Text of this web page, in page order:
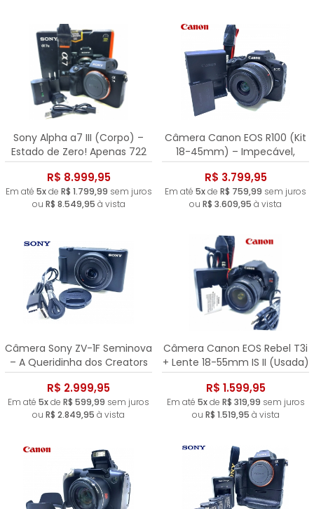
Sony Alpha a7 III (Corpo) –
Estado de Zero! Apenas 722
Clicks
R$ 8.999,95
Em até 5xde R$ 1.799,99 sem juros
ou R$ 8.549,95 à vista
Câmera Canon EOS R100 (Kit
18-45mm) – Impecável,
Apenas 5.000 Clicks
R$ 3.799,95
Em até 5xde R$ 759,99 sem juros
ou R$ 3.609,95 à vista
Câmera Sony ZV-1F Seminova
– A Queridinha dos Creators
R$ 2.999,95
Em até 5xde R$ 599,99 sem juros
ou R$ 2.849,95 à vista
Câmera Canon EOS Rebel T3i
+ Lente 18-55mm IS II (Usada)
17.345 Clicks
R$ 1.599,95
Em até 5xde R$ 319,99 sem juros
ou R$ 1.519,95 à vista